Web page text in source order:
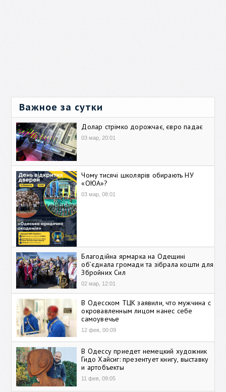
Важное за сутки
Долар стрімко дорожчає, євро падає
03 мар, 20:01
Чому тисячі школярів обирають НУ
«ОЮА»?
03 мар, 08:01
Благодійна ярмарка на Одещині
об’єднала громади та зібрала кошти для
Збройних Сил
02 мар, 12:01
В Одесском ТЦК заявили, что мужчина с
окровавленным лицом нанес себе
самоувечье
12 фев, 00:09
В Одессу приедет немецкий художник
Гидо Хайсиг: презентует книгу, выставку
и артобъекты
11 фев, 09:05